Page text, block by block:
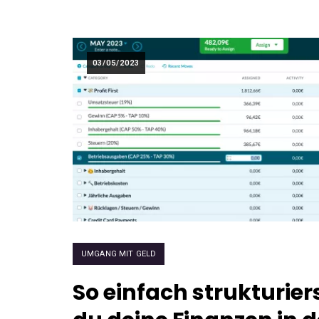
03/05/2023
UMGANG MIT GELD
So einfach